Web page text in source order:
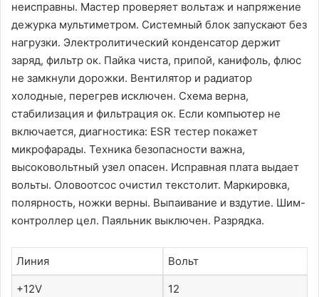
неисправны. Мастер проверяет вольтаж и напряжение
дежурка мультиметром. Системный блок запускают без
нагрузки. Электролитический конденсатор держит
заряд, фильтр ок. Пайка чиста, припой, канифоль, флюс
не замкнули дорожки. Вентилятор и радиатор
холодные, перегрев исключен. Схема верна,
стабилизация и фильтрация ок. Если компьютер не
включается, диагностика: ESR тестер покажет
микрофарады. Техника безопасности важна,
высоковольтный узел опасен. Исправная плата выдает
вольты. Оловоотсос очистил текстолит. Маркировка,
полярность, ножки верны. Выпаивание и вздутие. Шим-
контроллер цел. Паяльник выключен. Разрядка.
Линия Вольт
+12V 12